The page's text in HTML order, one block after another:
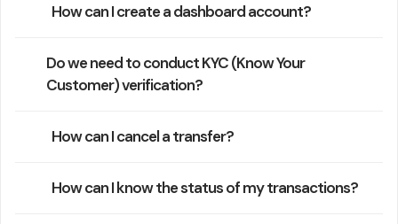
How can I create a dashboard account?
Do we need to conduct KYC (Know Your
Customer) verification?
How can I cancel a transfer?
How can I know the status of my transactions?